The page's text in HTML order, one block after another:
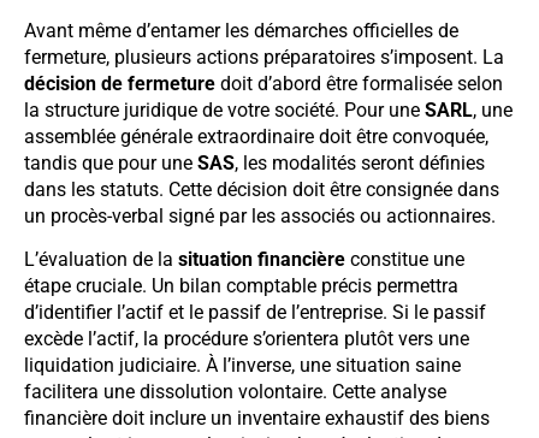
Avant même d’entamer les démarches officielles de
fermeture, plusieurs actions préparatoires s’imposent. La
décision de fermeture doit d’abord être formalisée selon
la structure juridique de votre société. Pour une SARL, une
assemblée générale extraordinaire doit être convoquée,
tandis que pour une SAS, les modalités seront définies
dans les statuts. Cette décision doit être consignée dans
un procès-verbal signé par les associés ou actionnaires.
L’évaluation de la situation financière constitue une
étape cruciale. Un bilan comptable précis permettra
d’identifier l’actif et le passif de l’entreprise. Si le passif
excède l’actif, la procédure s’orientera plutôt vers une
liquidation judiciaire. À l’inverse, une situation saine
facilitera une dissolution volontaire. Cette analyse
financière doit inclure un inventaire exhaustif des biens